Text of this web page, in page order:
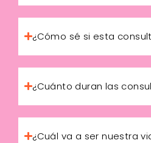
¿Cómo sé si esta
¿Cuánto duran las
¿Cuál va a ser nuestra